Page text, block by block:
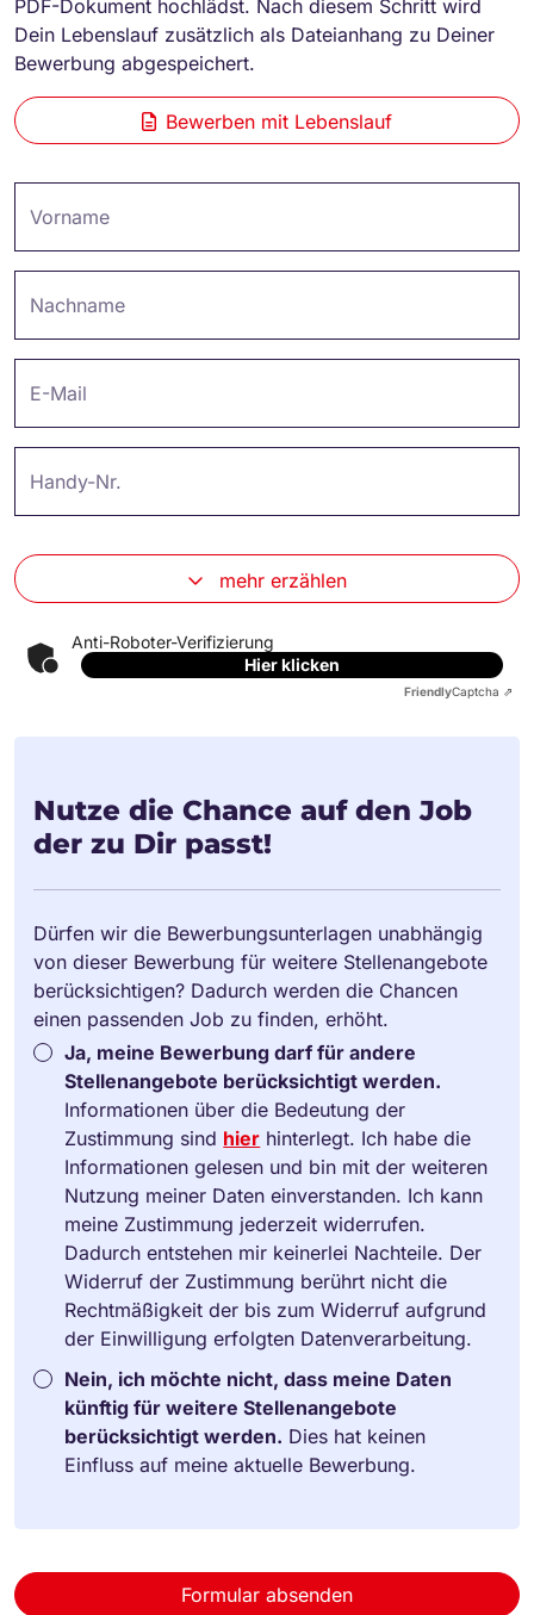
PDF-Dokument hochlädst. Nach diesem Schritt wird
Dein Lebenslauf zusätzlich als Dateianhang zu Deiner
Bewerbung abgespeichert.
Bewerben mit Lebenslauf
Vorname
Nachname
E-Mail
Handy-Nr.
mehr erzählen
Anti-Roboter-Verifizierung
Hier klicken
FriendlyCaptcha ⇗
Nutze die Chance auf den Job
der zu Dir passt!
Dürfen wir die Bewerbungsunterlagen unabhängig
von dieser Bewerbung für weitere Stellenangebote
berücksichtigen? Dadurch werden die Chancen
einen passenden Job zu finden, erhöht.
Ja, meine Bewerbung darf für andere
Stellenangebote berücksichtigt werden.
Informationen über die Bedeutung der
Zustimmung sind hier hinterlegt. Ich habe die
Informationen gelesen und bin mit der weiteren
Nutzung meiner Daten einverstanden. Ich kann
meine Zustimmung jederzeit widerrufen.
Dadurch entstehen mir keinerlei Nachteile. Der
Widerruf der Zustimmung berührt nicht die
Rechtmäßigkeit der bis zum Widerruf aufgrund
der Einwilligung erfolgten Datenverarbeitung.
Nein, ich möchte nicht, dass meine Daten
künftig für weitere Stellenangebote
berücksichtigt werden. Dies hat keinen
Einfluss auf meine aktuelle Bewerbung.
Formular absenden